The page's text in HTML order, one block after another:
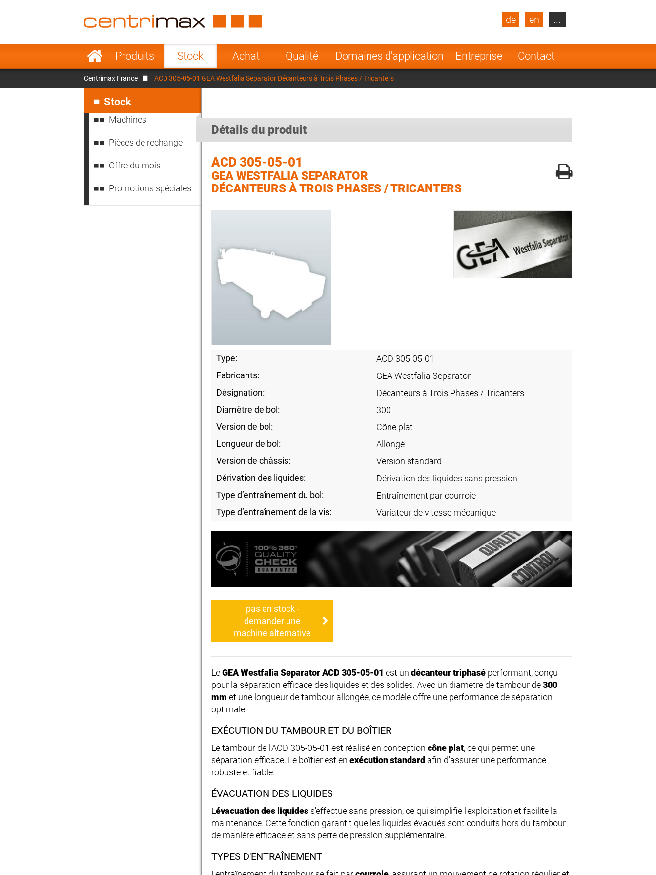
Aller
au
contenu
Produits Stock Achat Qualité Domaines d'application Entreprise Contact
de en
France Italy
Turkey
Sweden
Portugal Poland Norway
Netherlands
Greece
Denmark
China
...
Centrimax France
ACD 305-05-01 GEA Westfalia Separator Décanteurs à Trois Phases / Tricanters
au
contenuStock
Machines
Pièces de rechange
Offre du mois
Promotions spéciales
Détails du produit
ACD 305-05-01
GEA WESTFALIA SEPARATOR
DÉCANTEURS À TROIS PHASES / TRICANTERS
Type:
ACD 305-05-01
Fabricants:
GEA Westfalia Separator
Désignation:
Décanteurs à Trois Phases / Tricanters
Diamètre de bol:
300
Version de bol:
Cône plat
Longueur de bol:
Allongé
Version de châssis:
Version standard
Dérivation des liquides:
Dérivation des liquides sans pression
Type d’entraînement du bol:
Entraînement par courroie
Type d’entraînement de la vis:
Variateur de vitesse mécanique
pas en stock -
demander une
machine alternative
LeGEA Westfalia Separator ACD 305-05-01 est un décanteur triphasé performant, conçu
pour la séparation efficace des liquides et des solides. Avec un diamètre de tambour de300
mm et une longueur de tambour allongée, ce modèle offre une performance de séparation
optimale.
EXÉCUTION DU TAMBOUR ET DU BOÎTIER
Le tambour de l'ACD 305-05-01 est réalisé en conception cône plat, ce qui permet une
séparation efficace. Le boîtier est en exécution standard afin d'assurer une performance
robuste et fiable.
ÉVACUATION DES LIQUIDES
L'évacuation des liquides s'effectue sans pression, ce qui simplifie l'exploitation et facilite la
maintenance. Cette fonction garantit que les liquides évacués sont conduits hors du tambour
de manière efficace et sans perte de pression supplémentaire.
TYPES D'ENTRAÎNEMENT